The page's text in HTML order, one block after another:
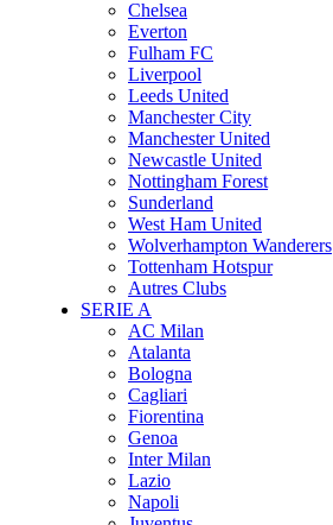
Chelsea
Everton
Fulham FC
Liverpool
Leeds United
Manchester City
Manchester United
Newcastle United
Nottingham Forest
Sunderland
West Ham United
Wolverhampton Wanderers
Tottenham Hotspur
Autres Clubs
SERIE A
AC Milan
Atalanta
Bologna
Cagliari
Fiorentina
Genoa
Inter Milan
Lazio
Napoli